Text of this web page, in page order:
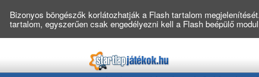
Bizonyos böngészők korlátozhatják a Flash tartalom
tartalom, egyszerűen csak engedélyezni kell a Flash beépülő